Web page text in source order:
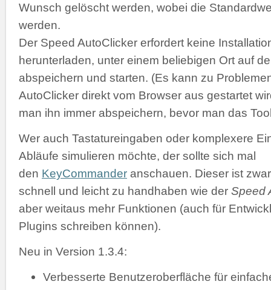
Wunsch gelöscht werden, wobei die
werden.
Der Speed AutoClicker erfordert keine
herunterladen, unter einem beliebigen Ort auf
abspeichern und starten. (Es kann zu
AutoClicker direkt vom Browser aus gestartet
man ihn immer abspeichern, bevor man das
Wer auch Tastatureingaben oder komplexere
Abläufe simulieren möchte, der sollte sich mal
den KeyCommander anschauen. Dieser ist
schnell und leicht zu handhaben wie der Speed
aber weitaus mehr Funktionen (auch für
Plugins schreiben können).
Neu in Version 1.3.4:
Verbesserte Benutzeroberfläche für